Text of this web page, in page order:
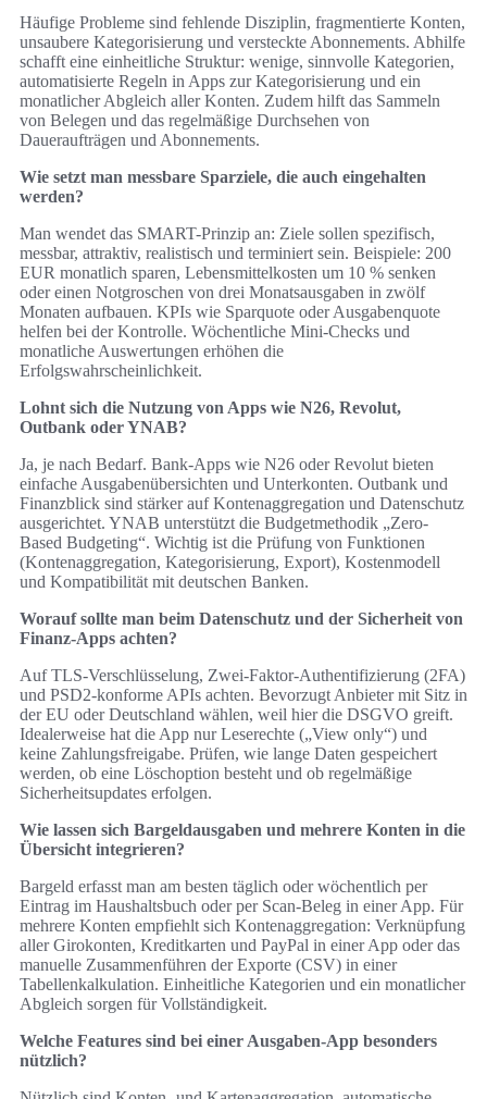
Häufige Probleme sind fehlende Disziplin, fragmentierte Konten,
unsaubere Kategorisierung und versteckte Abonnements. Abhilfe
schafft eine einheitliche Struktur: wenige, sinnvolle Kategorien,
automatisierte Regeln in Apps zur Kategorisierung und ein
monatlicher Abgleich aller Konten. Zudem hilft das Sammeln
von Belegen und das regelmäßige Durchsehen von
Daueraufträgen und Abonnements.
Wie setzt man messbare Sparziele, die auch eingehalten
werden?
Man wendet das SMART-Prinzip an: Ziele sollen spezifisch,
messbar, attraktiv, realistisch und terminiert sein. Beispiele: 200
EUR monatlich sparen, Lebensmittelkosten um 10 % senken
oder einen Notgroschen von drei Monatsausgaben in zwölf
Monaten aufbauen. KPIs wie Sparquote oder Ausgabenquote
helfen bei der Kontrolle. Wöchentliche Mini-Checks und
monatliche Auswertungen erhöhen die
Erfolgswahrscheinlichkeit.
Lohnt sich die Nutzung von Apps wie N26, Revolut,
Outbank oder YNAB?
Ja, je nach Bedarf. Bank-Apps wie N26 oder Revolut bieten
einfache Ausgabenübersichten und Unterkonten. Outbank und
Finanzblick sind stärker auf Kontenaggregation und Datenschutz
ausgerichtet. YNAB unterstützt die Budgetmethodik „Zero-
Based Budgeting“. Wichtig ist die Prüfung von Funktionen
(Kontenaggregation, Kategorisierung, Export), Kostenmodell
und Kompatibilität mit deutschen Banken.
Worauf sollte man beim Datenschutz und der Sicherheit von
Finanz-Apps achten?
Auf TLS-Verschlüsselung, Zwei-Faktor-Authentifizierung (2FA)
und PSD2-konforme APIs achten. Bevorzugt Anbieter mit Sitz in
der EU oder Deutschland wählen, weil hier die DSGVO greift.
Idealerweise hat die App nur Leserechte („View only“) und
keine Zahlungsfreigabe. Prüfen, wie lange Daten gespeichert
werden, ob eine Löschoption besteht und ob regelmäßige
Sicherheitsupdates erfolgen.
Wie lassen sich Bargeldausgaben und mehrere Konten in die
Übersicht integrieren?
Bargeld erfasst man am besten täglich oder wöchentlich per
Eintrag im Haushaltsbuch oder per Scan-Beleg in einer App. Für
mehrere Konten empfiehlt sich Kontenaggregation: Verknüpfung
aller Girokonten, Kreditkarten und PayPal in einer App oder das
manuelle Zusammenführen der Exporte (CSV) in einer
Tabellenkalkulation. Einheitliche Kategorien und ein monatlicher
Abgleich sorgen für Vollständigkeit.
Welche Features sind bei einer Ausgaben-App besonders
nützlich?